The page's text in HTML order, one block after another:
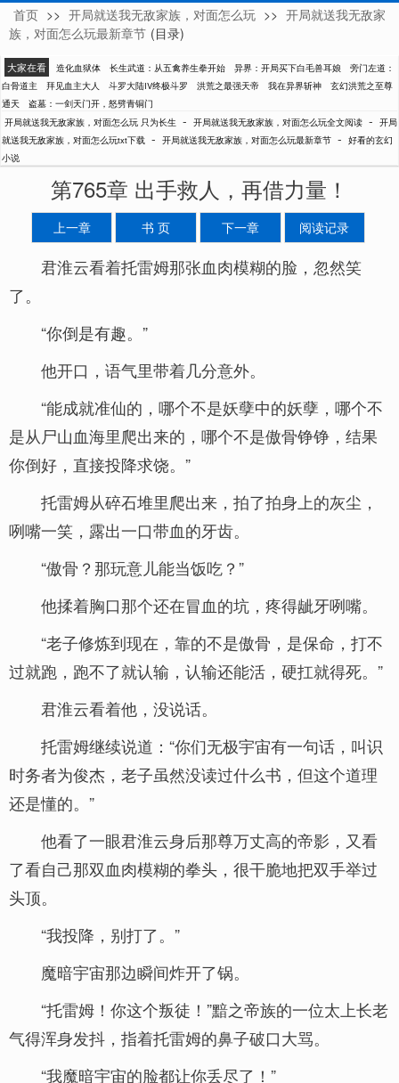
只为长生
首页 >> 开局就送我无敌家族，对面怎么玩 >> 开局就送我无敌家
族，对面怎么玩最新章节 (目录)
大家在看 造化血狱体 长生武道：从五禽养生拳开始 异界：开局买下白毛兽耳娘
旁门左道：
白骨道主
拜见血主大人 斗罗大陆IV终极斗罗 洪荒之最强天帝 我在异界斩神
玄幻洪荒之至尊
通天
盗墓：一剑天门开，怒劈青铜门
开局就送我无敌家族，对面怎么玩 只为长生 - 开局就送我无敌家族，对面怎么玩全文阅读 - 开局
就送我无敌家族，对面怎么玩txt下载 - 开局就送我无敌家族，对面怎么玩最新章节 - 好看的玄幻
小说
第765章 出手救人，再借力量！
上一章 书 页 下一章 阅读记录
君淮云看着托雷姆那张血肉模糊的脸，忽然笑
了。
“你倒是有趣。”
他开口，语气里带着几分意外。
“能成就准仙的，哪个不是妖孽中的妖孽，哪个不
是从尸山血海里爬出来的，哪个不是傲骨铮铮，结果
你倒好，直接投降求饶。”
托雷姆从碎石堆里爬出来，拍了拍身上的灰尘，
咧嘴一笑，露出一口带血的牙齿。
“傲骨？那玩意儿能当饭吃？”
他揉着胸口那个还在冒血的坑，疼得龇牙咧嘴。
“老子修炼到现在，靠的不是傲骨，是保命，打不
过就跑，跑不了就认输，认输还能活，硬扛就得死。”
君淮云看着他，没说话。
托雷姆继续说道：“你们无极宇宙有一句话，叫识
时务者为俊杰，老子虽然没读过什么书，但这个道理
还是懂的。”
他看了一眼君淮云身后那尊万丈高的帝影，又看
了看自己那双血肉模糊的拳头，很干脆地把双手举过
头顶。
“我投降，别打了。”
魔暗宇宙那边瞬间炸开了锅。
“托雷姆！你这个叛徒！”黯之帝族的一位太上长老
气得浑身发抖，指着托雷姆的鼻子破口大骂。
“我魔暗宇宙的脸都让你丢尽了！”